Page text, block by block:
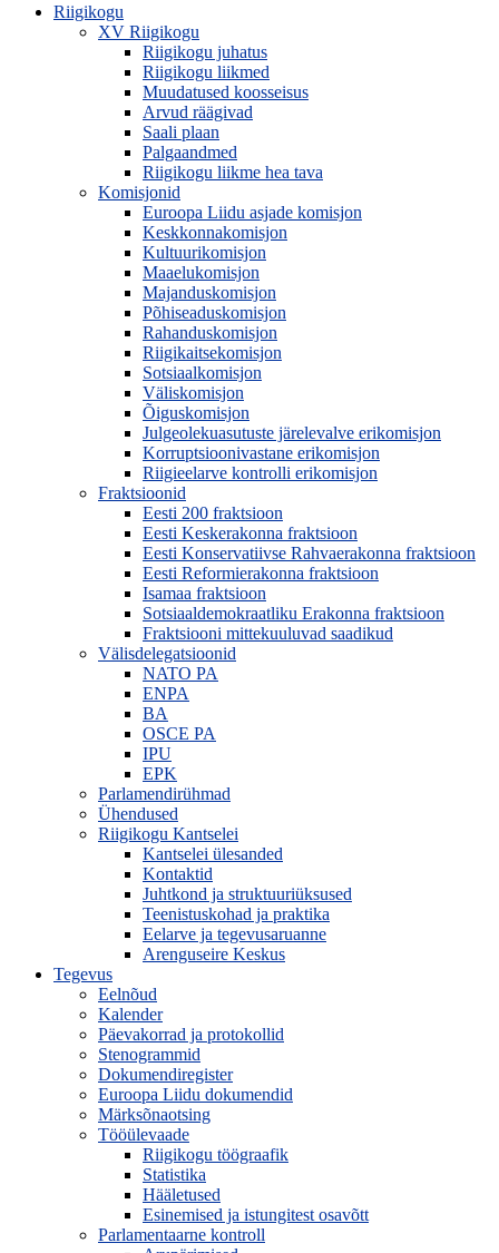
Riigikogu
XV Riigikogu
Riigikogu juhatus
Riigikogu liikmed
Muudatused koosseisus
Arvud räägivad
Saali plaan
Palgaandmed
Riigikogu liikme hea tava
Komisjonid
Euroopa Liidu asjade komisjon
Keskkonnakomisjon
Kultuurikomisjon
Maaelukomisjon
Majanduskomisjon
Põhiseaduskomisjon
Rahanduskomisjon
Riigikaitsekomisjon
Sotsiaalkomisjon
Väliskomisjon
Õiguskomisjon
Julgeolekuasutuste järelevalve erikomisjon
Korruptsioonivastane erikomisjon
Riigieelarve kontrolli erikomisjon
Fraktsioonid
Eesti 200 fraktsioon
Eesti Keskerakonna fraktsioon
Eesti Konservatiivse Rahvaerakonna fraktsioon
Eesti Reformierakonna fraktsioon
Isamaa fraktsioon
Sotsiaaldemokraatliku Erakonna fraktsioon
Fraktsiooni mittekuuluvad saadikud
Välisdelegatsioonid
NATO PA
ENPA
BA
OSCE PA
IPU
EPK
Parlamendirühmad
Ühendused
Riigikogu Kantselei
Kantselei ülesanded
Kontaktid
Juhtkond ja struktuuriüksused
Teenistuskohad ja praktika
Eelarve ja tegevusaruanne
Arenguseire Keskus
Tegevus
Eelnõud
Kalender
Päevakorrad ja protokollid
Stenogrammid
Dokumendiregister
Euroopa Liidu dokumendid
Märksõnaotsing
Tööülevaade
Riigikogu töögraafik
Statistika
Hääletused
Esinemised ja istungitest osavõtt
Parlamentaarne kontroll